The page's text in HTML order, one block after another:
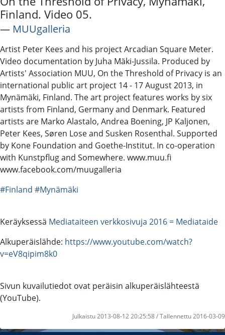
Finland. Video 05.
― MUUgalleria
Artist Peter Kees and his project Arcadian Square Meter.
Video documentation by Juha Mäki-Jussila. Produced by
Artists' Association MUU, On the Threshold of Privacy is an
international public art project 14 - 17 August 2013, in
Mynämäki, Finland. The art project features works by six
artists from Finland, Germany and Denmark. Featured
artists are Marko Alastalo, Andrea Boening, JP Kaljonen,
Peter Kees, Søren Lose and Susken Rosenthal. Supported
by Kone Foundation and Goethe-Institut. In co-operation
with Kunstpflug and Somewhere. www.muu.fi
www.facebook.com/muugalleria
#Finland #Mynämäki
Keräyksessä Mediataiteen verkkosivuja 2016 = Mediataide
Alkuperäislähde: https://www.youtube.com/watch?
v=eV8qipim8k0
Sivun kuvailutiedot ovat peräisin alkuperäislähteestä
(YouTube).
Julkaistu 2013-08-12 20:25:58 / Tallennettu 2016-03-09